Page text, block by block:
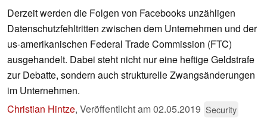
Derzeit werden die Folgen von Facebooks unzähligen
Datenschutzfehltritten zwischen dem Unternehmen und der
us-amerikanischen Federal Trade Commission (FTC)
ausgehandelt. Dabei steht nicht nur eine heftige Geldstrafe
zur Debatte, sondern auch strukturelle Zwangsänderungen
im Unternehmen.
Christian Hintze, Veröffentlicht am02.05.2019 Security